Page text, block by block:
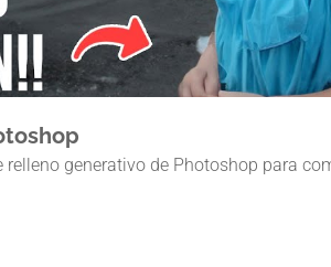
relleno generativo de Photoshop para